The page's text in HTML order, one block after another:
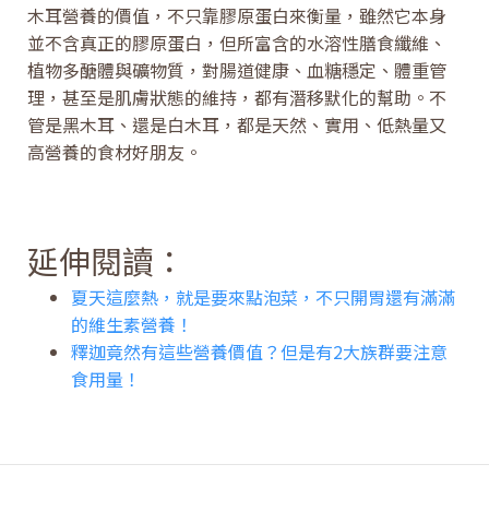
木耳營養的價值，不只靠膠原蛋白來衡量，雖然它本身
並不含真正的膠原蛋白，但所富含的水溶性膳食纖維、
植物多醣體與礦物質，對腸道健康、血糖穩定、體重管
理，甚至是肌膚狀態的維持，都有潛移默化的幫助。不
管是黑木耳、還是白木耳，都是天然、實用、低熱量又
高營養的食材好朋友。
延伸閱讀：
夏天這麼熱，就是要來點泡菜，不只開胃還有滿滿
的維生素營養！
釋迦竟然有這些營養價值？但是有2大族群要注意
食用量！